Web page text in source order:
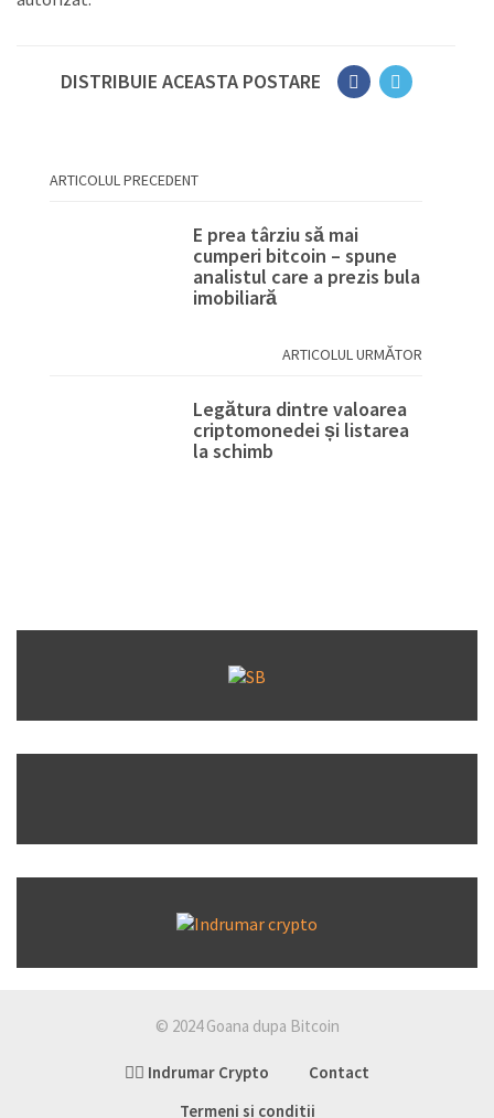
DISTRIBUIE ACEASTA POSTARE
ARTICOLUL PRECEDENT
E prea târziu să mai
cumperi bitcoin – spune
analistul care a prezis bula
imobiliară
ARTICOLUL URMĂTOR
Legătura dintre valoarea
criptomonedei și listarea
la schimb
© 2024 Goana dupa Bitcoin
👉🏽 Indrumar Crypto
Contact
Termeni si conditii